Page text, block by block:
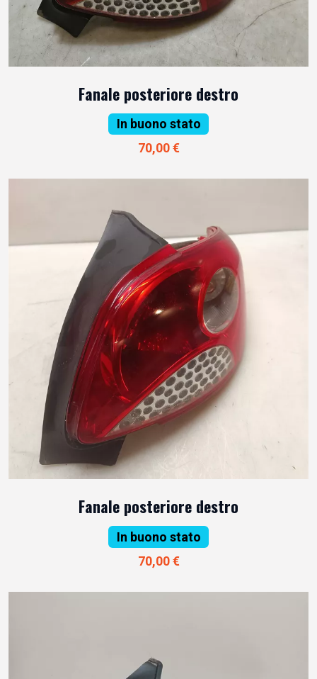
Fanale posteriore destro
In buono stato
70,00 €
Fanale posteriore destro
In buono stato
70,00 €